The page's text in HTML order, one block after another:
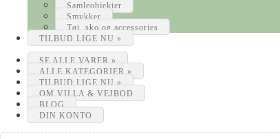
Samleobjekter
Smykker
Tøj, sko og accessories
TILBUD LIGE NU »
SE ALLE VARER »
ALLE KATEGORIER »
TILBUD LIGE NU »
OM VILLA & VEJBOD
BLOG
DIN KONTO